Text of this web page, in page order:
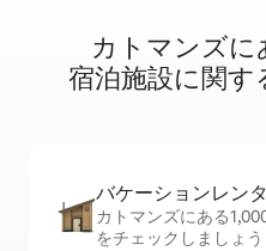
カトマンズに⁠
宿⁠泊⁠施⁠設⁠に関⁠す⁠
バケーションレ⁠ン⁠
カトマンズにある
をチェックしましょう